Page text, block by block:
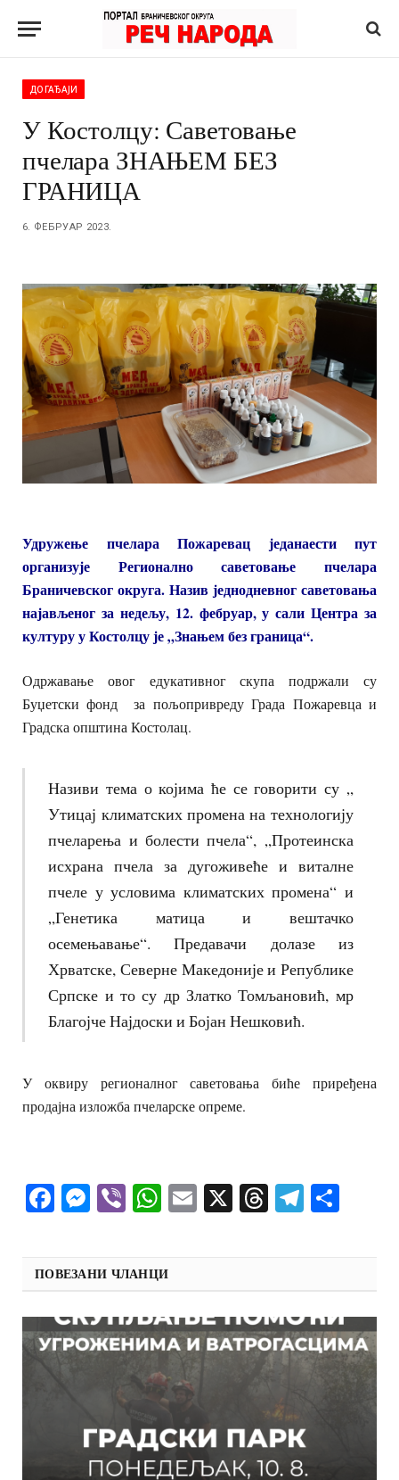
ДОГАЂАЈИ
У Костолцу: Саветовање
пчелара ЗНАЊЕМ БЕЗ
ГРАНИЦА
6. ФЕБРУАР 2023.
Удружење пчелара Пожаревац једанаести пут
организује Регионално саветовање пчелара
Браничевског округа. Назив једнодневног саветовања
најављеног за недељу, 12. фебруар, у сали Центра за
културу у Костолцу је „Знањем без граница“.
Одржавање овог едукативног скупа подржали су
Буџетски фонд за пољопривреду Града Пожаревца и
Градска општина Костолац.
Називи тема о којима ће се говорити су „
Утицај климатских промена на технологију
пчеларења и болести пчела“, „Протеинска
исхрана пчела за дугоживеће и виталне
пчеле у условима климатских промена“ и
„Генетика матица и вештачко
осемењавање“. Предавачи долазе из
Хрватске, Северне Македоније и Републике
Српске и то су др Златко Томљановић, мр
Благојче Најдоски и Бојан Нешковић.
У оквиру регионалног саветовања биће приређена
продајна изложба пчеларске опреме.
Facebook
Messenger
ViberWhatsApp
Email
X Threads
ПОВЕЗАНИ ЧЛАНЦИ